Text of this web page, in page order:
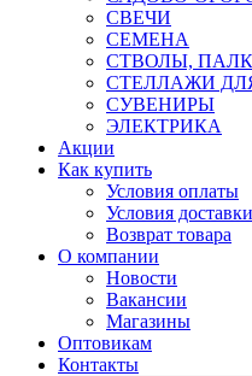
СВЕЧИ
СЕМЕНА
СТВОЛЫ,
СТЕЛЛАЖИ
СУВЕНИРЫ
ЭЛЕКТРИКА
Акции
Как купить
Условия оплаты
Условия доставки
Возврат товара
О компании
Новости
Вакансии
Магазины
Оптовикам
Контакты